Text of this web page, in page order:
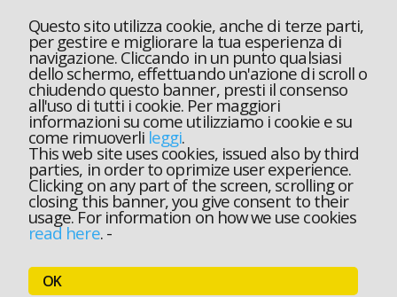
Questo sito utilizza cookie, anche di terze parti,
per gestire e migliorare la tua esperienza di
navigazione. Cliccando in un punto qualsiasi
dello schermo, effettuando un'azione di scroll o
chiudendo questo banner, presti il consenso
all'uso di tutti i cookie. Per maggiori
informazioni su come utilizziamo i cookie e su
come rimuoverli leggi.
This web site uses cookies, issued also by third
parties, in order to oprimize user experience.
Clicking on any part of the screen, scrolling or
closing this banner, you give consent to their
usage. For information on how we use cookies
read here.-
OK